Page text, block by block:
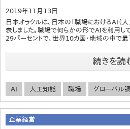
2019年11月13日
日本オラクルは、日本の「職場におけるAI（
表しました。職場で何らかの形でAIを利用
29パーセントで、世界10カ国・地域の中で最
続きを読
AI 人工知能 職場 グローバル
企業経営